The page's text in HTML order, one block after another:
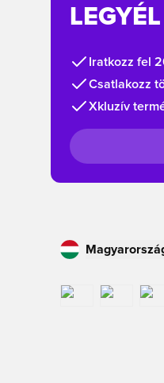
Iratkozz fel
Csatlakozz
Xkluzív